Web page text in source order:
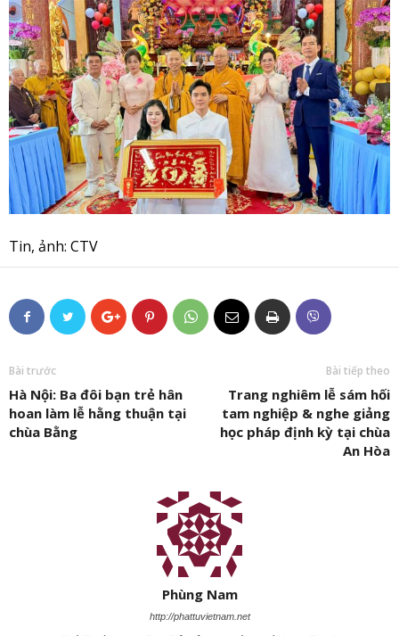
Tin, ảnh: CTV
Bài trước
Hà Nội: Ba đôi bạn trẻ hân
hoan làm lễ hằng thuận tại
chùa Bằng
Bài tiếp theo
Trang nghiêm lễ sám hối
tam nghiệp & nghe giảng
học pháp định kỳ tại chùa
An Hòa
Phùng Nam
http://phattuvietnam.net